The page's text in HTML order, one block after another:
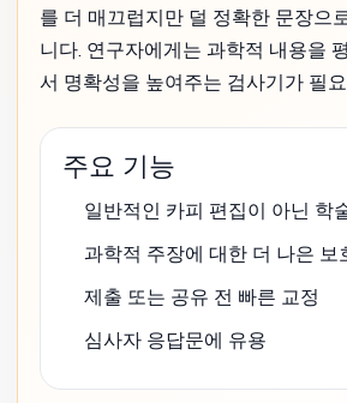
를 더 매끄럽지만 덜 정확한 문장으
니다. 연구자에게는 과학적 내용을
서 명확성을 높여주는 검사기가 필
주요 기능
일반적인 카피 편집이 아닌 학
과학적 주장에 대한 더 나은 보
제출 또는 공유 전 빠른 교정
심사자 응답문에 유용